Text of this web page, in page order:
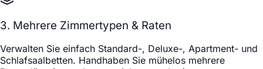
3. Mehrere Zimmertypen & Raten
Verwalten Sie einfach Standard-, Deluxe-, Apartment- und
Schlafsaalbetten. Handhaben Sie mühelos mehrere